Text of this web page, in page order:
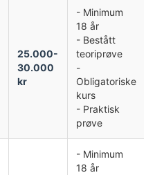
25.000-
30.000
kr
- Minimum
18 år
- Bestått
teoriprøve
-
Obligatoriske
kurs
- Praktisk
prøve
- Minimum
18 år